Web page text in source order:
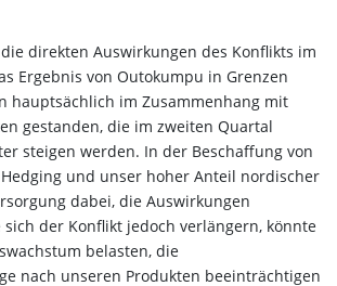
direkten Auswirkungen des Konflikts im
Ergebnis von Outokumpu in Grenzen
hauptsächlich im Zusammenhang mit
gestanden, die im zweiten Quartal
steigen werden. In der Beschaffung von
und unser hoher Anteil nordischer
dabei, die Auswirkungen
der Konflikt jedoch verlängern, könnte
belasten, die
nach unseren Produkten beeinträchtigen